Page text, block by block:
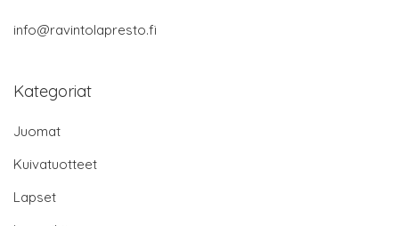
info@ravintolapresto.fi
Kategoriat
Juomat
Kuivatuotteet
Lapset